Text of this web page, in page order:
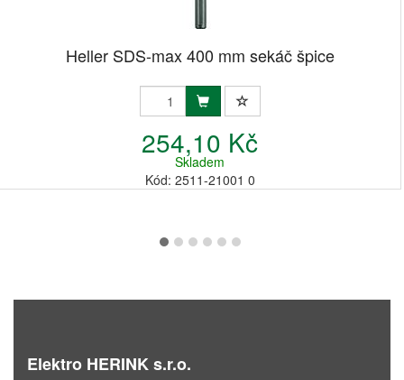
Heller SDS-max 400 mm sekáč špice
254,10 Kč
Skladem
Kód: 2511-21001 0
Elektro HERINK s.r.o.